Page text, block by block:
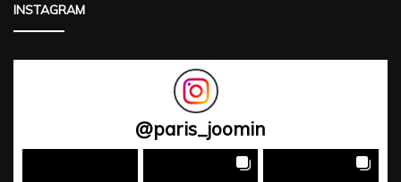
INSTAGRAM
@paris_joomin